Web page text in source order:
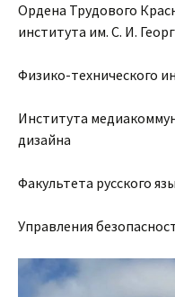
Ордена Трудового
института им. С. И.
Физико-технического
Института
дизайна
Факультета русского
Управления